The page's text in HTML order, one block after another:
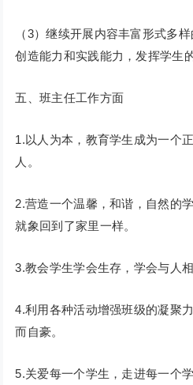
（3）继续开展内容丰富形式多
创造能力和实践能力，发挥学生
五、班主任工作方面
1.以人为本，教育学生成为一个
人。
2.营造一个温馨，和谐，自然的
就象回到了家里一样。
3.教会学生学会生存，学会与人
4.利用各种活动增强班级的凝聚
而自豪。
5.关爱每一个学生，走进每一个